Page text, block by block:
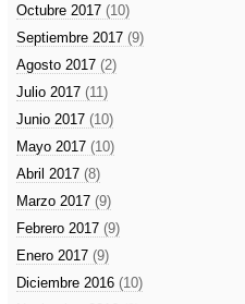
Octubre 2017 (10)
Septiembre 2017 (9)
Agosto 2017 (2)
Julio 2017 (11)
Junio 2017 (10)
Mayo 2017 (10)
Abril 2017 (8)
Marzo 2017 (9)
Febrero 2017 (9)
Enero 2017 (9)
Diciembre 2016 (10)